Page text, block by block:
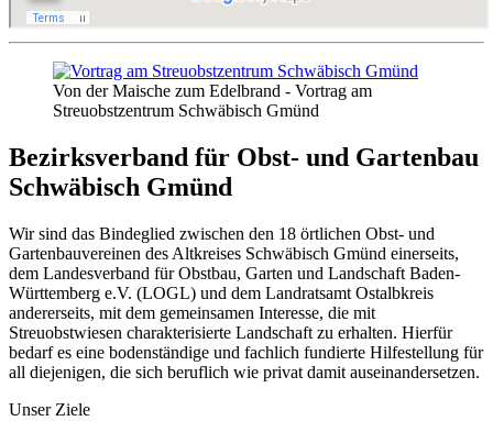
Von der Maische zum Edelbrand - Vortrag am
Streuobstzentrum Schwäbisch Gmünd
Bezirksverband für Obst- und Gartenbau
Schwäbisch Gmünd
Wir sind das Bindeglied zwischen den 18 örtlichen Obst- und
Gartenbauvereinen des Altkreises Schwäbisch Gmünd einerseits,
dem Landesverband für Obstbau, Garten und Landschaft Baden-
Württemberg e.V. (LOGL) und dem Landratsamt Ostalbkreis
andererseits, mit dem gemeinsamen Interesse, die mit
Streuobstwiesen charakterisierte Landschaft zu erhalten. Hierfür
bedarf es eine bodenständige und fachlich fundierte Hilfestellung für
all diejenigen, die sich beruflich wie privat damit auseinandersetzen.
Unser Ziele